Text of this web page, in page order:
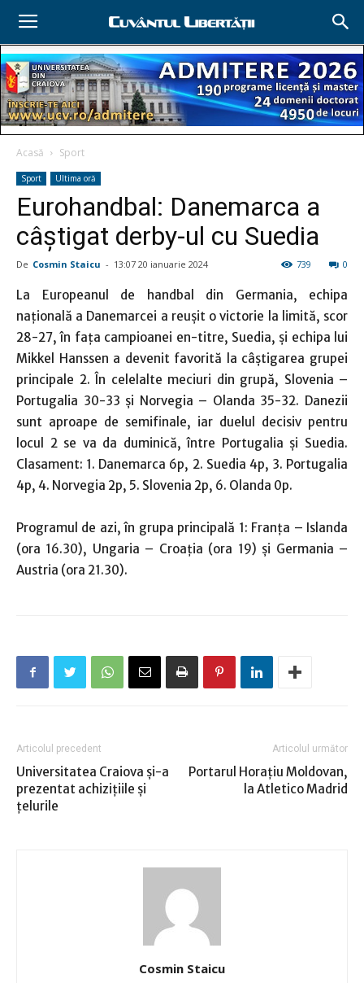
Acasă Sport
Sport Ultima oră
Eurohandbal: Danemarca a
câştigat derby-ul cu Suedia
De Cosmin Staicu - 13:07 20 ianuarie 2024 0
739
La Europeanul de handbal din Germania, echipa
națională a Danemarcei a reușit o victorie la limită, scor
28-27, în fața campioanei en-titre, Suedia, și echipa lui
Mikkel Hanssen a devenit favorită la câștigarea grupei
principale 2. În celelalte meciuri din grupă, Slovenia –
Portugalia 30-33 şi Norvegia – Olanda 35-32. Danezii
sunt aproape de semifinale, iar duelul decisiv pentru
locul 2 se va da duminică, între Portugalia şi Suedia.
Clasament: 1. Danemarca 6p, 2. Suedia 4p, 3. Portugalia
4p, 4. Norvegia 2p, 5. Slovenia 2p, 6. Olanda 0p.
Programul de azi, în grupa principală 1: Franţa – Islanda
(ora 16.30), Ungaria – Croaţia (ora 19) şi Germania –
Austria (ora 21.30).
Articolul precedent
Universitatea Craiova şi-a
prezentat achiziţiile şi
ţelurile
Articolul următor
Portarul Horaţiu Moldovan,
la Atletico Madrid
Cosmin Staicu